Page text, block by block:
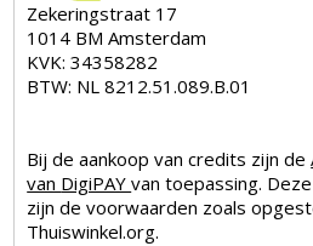
Zekeringstraat 17
1014 BM Amsterdam
KVK:34358282
BTW: NL 8212.51.089.B.01
Bij de aankoop van credits zijn de
van DigiPAYvan toepassing.
zijn de voorwaarden zoals
Thuiswinkel.org.